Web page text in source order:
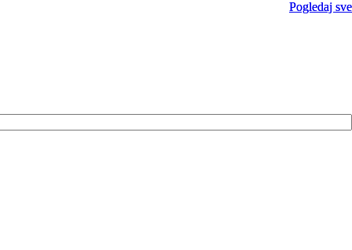
Pogledaj sve
Pogledaj sve